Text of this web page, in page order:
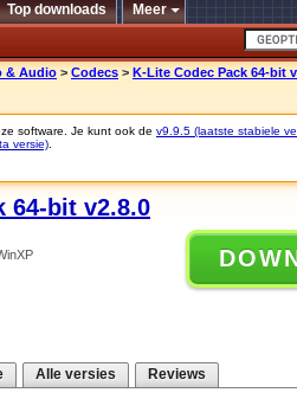
Top downloads Meer
& Audio > Codecs > K-Lite Codec Pack 64-bit
software. Je kunt ook de v9.9.5 (laatste stabiele
versie)
64-bit v2.8.0
Alle versies Reviews